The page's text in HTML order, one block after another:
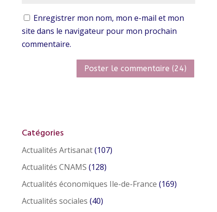
Enregistrer mon nom, mon e-mail et mon
site dans le navigateur pour mon prochain
commentaire.
Catégories
Actualités Artisanat(107)
Actualités CNAMS (128)
Actualités économiques Ile-de-France (169)
Actualités sociales (40)